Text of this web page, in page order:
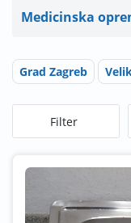
Medicinska
Grad Zagreb
Filter